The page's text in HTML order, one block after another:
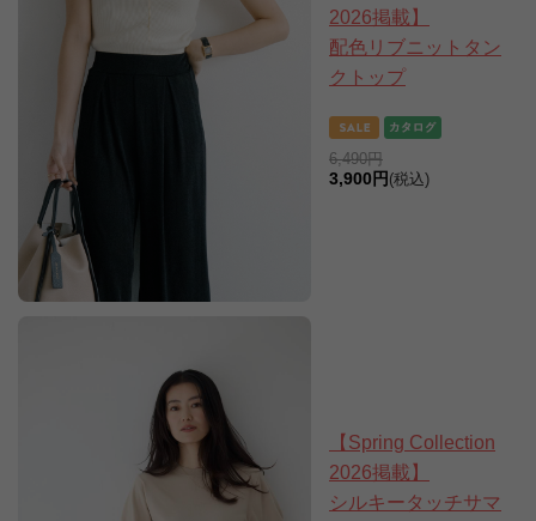
2026掲載】
配色リブニットタン
クトップ
6,490円
3,900円 (税込)
【Spring Collection
2026掲載】
シルキータッチサマ